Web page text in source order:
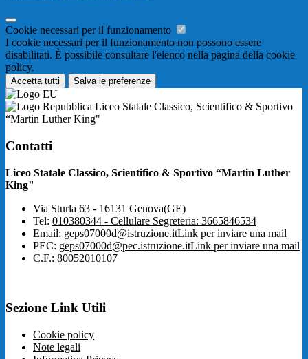
Cookie necessari per il funzionamento
I cookie necessari per il funzionamento non possono essere
disabilitati. È possibile consultare l'elenco nella pagina della cookie
policy.
Accetta tutti Salva le preferenze
Liceo Statale Classico, Scientifico & Sportivo
“Martin Luther King"
Contatti
Liceo Statale Classico, Scientifico & Sportivo “Martin Luther
King"
Via Sturla 63 - 16131 Genova(GE)
Tel: 010380344 - Cellulare Segreteria: 3665846534
Email: geps07000d@istruzione.itLink per inviare una mail
PEC: geps07000d@pec.istruzione.itLink per inviare una mail
C.F.: 80052010107
Sezione Link Utili
Cookie policy
Note legali